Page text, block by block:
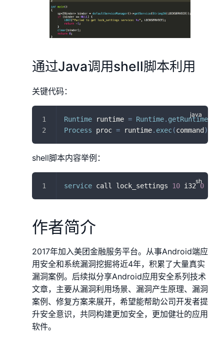
通过Java调用shell脚本利用
关键代码：
Runtime runtime = Runtime. getRuntime
Process proc = runtime. exec(command )
shell脚本内容举例：
service call lock_settings 10 i32 0
作者简介
2017年加入美团金融服务平台。从事Android端应
用安全和系统漏洞挖掘将近4年，积累了大量真实
漏洞案例。后续拟分享Android应用安全系列技术
文章，主要从漏洞利用场景、漏洞产生原理、漏洞
案例、修复方案来展开，希望能帮助公司开发者提
升安全意识，共同构建更加安全，更加健壮的应用
软件。